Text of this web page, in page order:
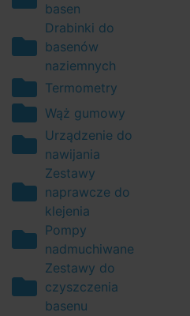
basen
Drabinki do
basenów
naziemnych
Termometry
Wąż gumowy
Urządzenie do
nawijania
Zestawy
naprawcze do
klejenia
Pompy
nadmuchiwane
Zestawy do
czyszczenia
basenu